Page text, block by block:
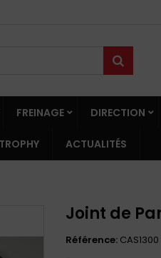
FREINAGE DIRECTION
ACTUALITÉS
Joint de
Référence: CAS1300